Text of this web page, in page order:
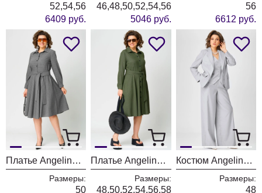
52,54,56
6409 руб.
46,48,50,52,54,56
5046 руб.
56
6612 руб.
Платье Angelina & Company 1216
Размеры:
50
Платье Angelina & Company 1215
Размеры:
48,50,52,54,56,58
Костюм Angelina & Company 1214
Размеры:
48